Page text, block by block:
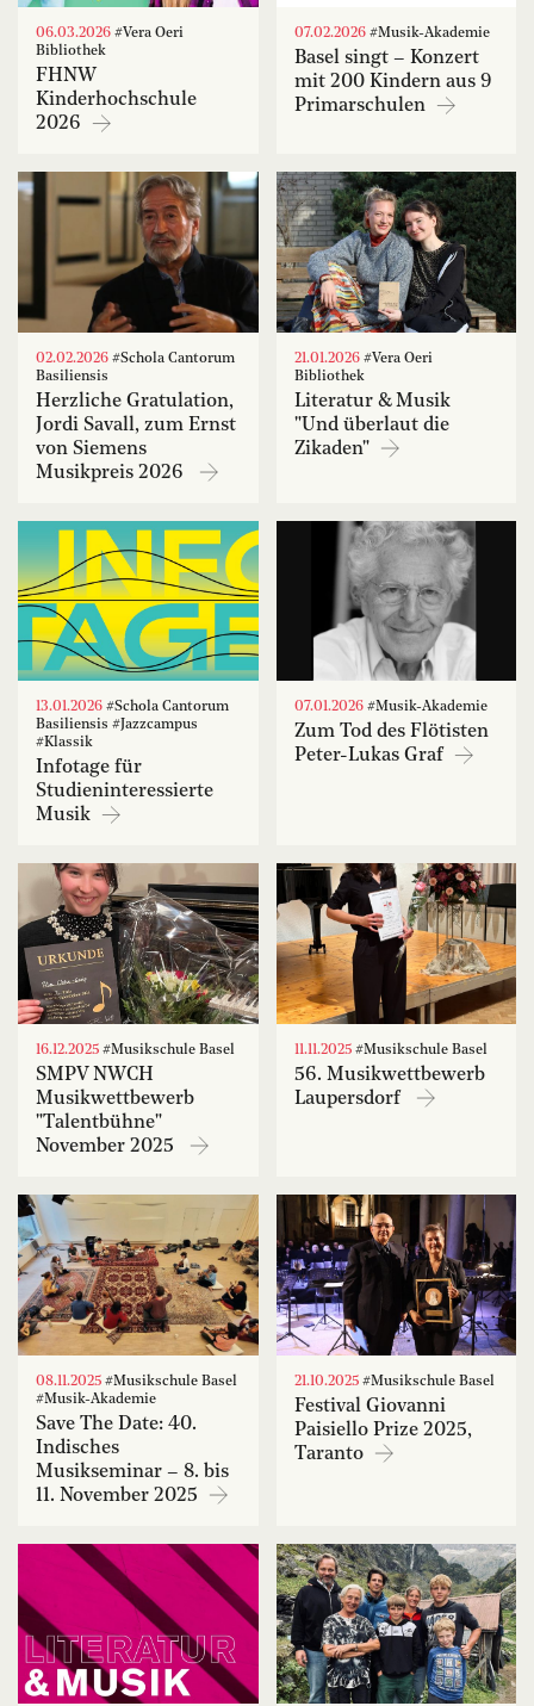
06.03.2026 #Vera Oeri
Bibliothek
FHNW
Kinderhochschule
2026
07.02.2026#Musik-Akademie
Basel singt – Konzert
mit 200 Kindern aus 9
Primarschulen
02.02.2026 #Schola Cantorum
Basiliensis
Herzliche Gratulation,
Jordi Savall, zum Ernst
von Siemens
Musikpreis 2026
21.01.2026#Vera Oeri
Bibliothek
Literatur & Musik
"Und überlaut die
Zikaden"
13.01.2026 #Schola Cantorum
Basiliensis #Jazzcampus
#Klassik
Infotage für
Studieninteressierte
Musik
07.01.2026#Musik-Akademie
Zum Tod des Flötisten
Peter-Lukas Graf
16.12.2025 #Musikschule Basel
SMPV NWCH
Musikwettbewerb
"Talentbühne"
November 2025
11.11.2025#Musikschule Basel
56. Musikwettbewerb
Laupersdorf
08.11.2025 #Musikschule Basel
#Musik-Akademie
Save The Date: 40.
Indisches
Musikseminar – 8. bis
11. November 2025
21.10.2025#Musikschule Basel
Festival Giovanni
Paisiello Prize 2025,
Taranto